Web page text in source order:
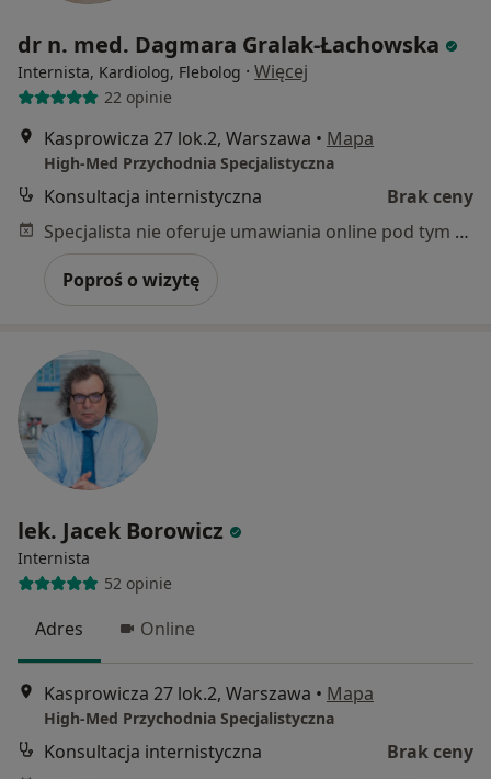
dr n. med. Dagmara Gralak-Łachowska
Internista, Kardiolog, Flebolog · Więcej
22 opinie
Kasprowicza 27 lok.2, Warszawa • Mapa
High-Med Przychodnia Specjalistyczna
Konsultacja internistyczna
Brak ceny
Specjalista nie oferuje umawiania online pod tym adresem.
Poproś o wizytę
lek. Jacek Borowicz
Internista
52 opinie
Adres Online
Kasprowicza 27 lok.2, Warszawa • Mapa
High-Med Przychodnia Specjalistyczna
Konsultacja internistyczna
Brak ceny